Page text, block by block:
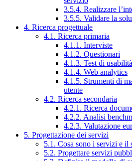
3.5.4. Realizzare
3.5.5. Validare la
4. Ricerca progettuale
4.1. Ricerca primaria
4.1.1. Interviste
4.1.2. Questionari
4.1.3. Test di usabilità
4.1.4. Web analytics
4.1.5. Strumenti di
utente
4.2. Ricerca secondaria
4.2.1. Ricerca
4.2.2. Analisi
4.2.3. Valutazione
5. Progettazione dei servizi
5.1. Cosa sono i servizi e il
5.2. Progettare servizi